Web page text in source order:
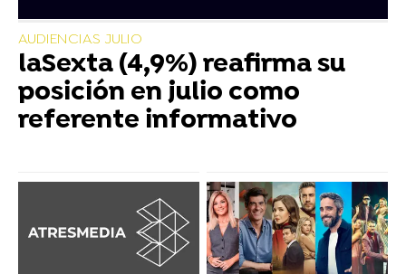
AUDIENCIAS JULIO
laSexta (4,9%) reafirma su
posición en julio como
referente informativo